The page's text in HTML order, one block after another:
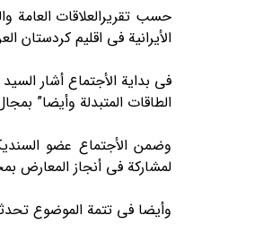
الأیرانیة في اقلیم کردستان
في بدایة الأجتماع أشار
الطاقات المتبدلة وأیضا”
لمشارکة في أنجاز المعارض
وأیضا في تتمة الموضوع